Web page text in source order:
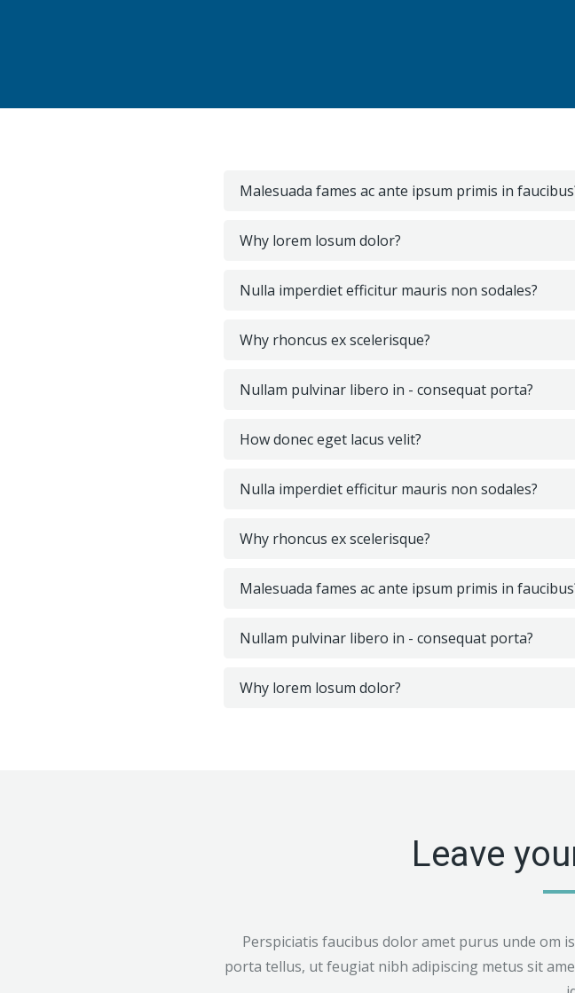
Malesuada fames ac ante ipsum primis in
Why lorem losum dolor?
Nulla imperdiet efficitur mauris non sodales?
Why rhoncus ex scelerisque?
Nullam pulvinar libero in - consequat porta?
How donec eget lacus velit?
Nulla imperdiet efficitur mauris non sodales?
Why rhoncus ex scelerisque?
Malesuada fames ac ante ipsum primis in
Nullam pulvinar libero in - consequat porta?
Why lorem losum dolor?
Leave
Perspiciatis faucibus dolor amet purus unde om
porta tellus, ut feugiat nibh adipiscing metus sit